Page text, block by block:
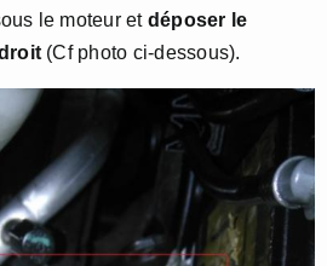
le moteur et déposer le
(Cf photo ci-dessous).